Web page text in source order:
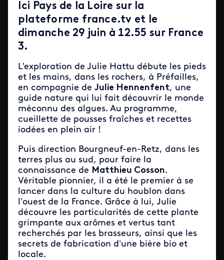
Ici Pays de la Loire sur la
plateforme france.tv et le
dimanche 29 juin à 12.55 sur France
3.
L'exploration de Julie Hattu débute les pieds
et les mains, dans les rochers, à Préfailles,
en compagnie de Julie Hennenfent, une
guide nature qui lui fait découvrir le monde
méconnu des algues. Au programme,
cueillette de pousses fraîches et recettes
iodées en plein air !
Puis direction Bourgneuf-en-Retz, dans les
terres plus au sud, pour faire la
connaissance de Matthieu Cosson.
Véritable pionnier, il a été le premier à se
lancer dans la culture du houblon dans
l’ouest de la France. Grâce à lui, Julie
découvre les particularités de cette plante
grimpante aux arômes et vertus tant
recherchés par les brasseurs, ainsi que les
secrets de fabrication d’une bière bio et
locale.